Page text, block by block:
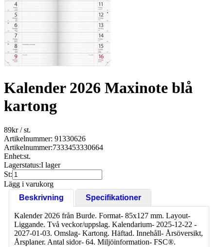
Kalender 2026 Maxinote blå
kartong
89kr/ st.
Artikelnummer: 91330626
Artikelnummer:7333453330664
Enhet:st.
Lagerstatus:I lager
St:
Lägg i varukorg
Beskrivning
Specifikationer
Kalender 2026 från Burde. Format- 85x127 mm. Layout-
Liggande. Två veckor/uppslag. Kalendarium- 2025-12-22 -
2027-01-03. Omslag- Kartong. Häftad. Innehåll- Årsöversikt,
Årsplaner. Antal sidor- 64. Miljöinformation- FSC®.